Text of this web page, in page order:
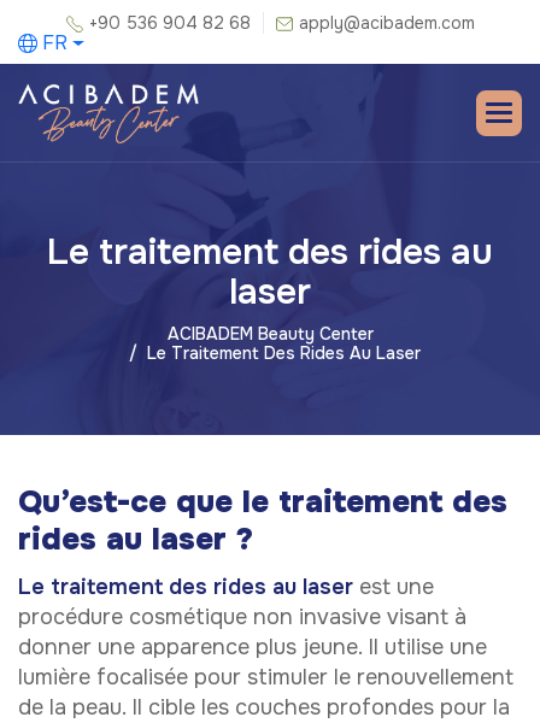
+90 536 904 82 68 apply@acibadem.com
FR
Le traitement des rides au
laser
ACIBADEM Beauty Center
Le Traitement Des Rides Au Laser
Qu’est-ce que le traitement des
rides au laser ?
Le traitement des rides au laser est une
procédure cosmétique non invasive visant à
donner une apparence plus jeune. Il utilise une
lumière focalisée pour stimuler le renouvellement
de la peau. Il cible les couches profondes pour la